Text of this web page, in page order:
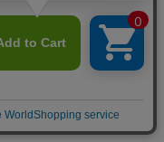
といわれています。
、血行不良を防ぐ為
。